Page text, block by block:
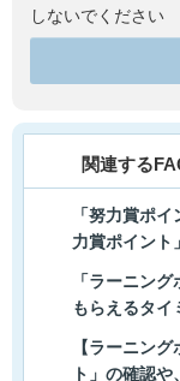
しないでください
関連する
「努力賞ポ
力賞ポイント
「ラーニン
もらえるタイ
【ラーニン
ト」の確認